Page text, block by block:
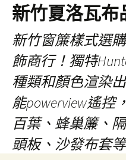
新竹夏洛瓦布
新竹窗簾樣式選
飾商行！獨特
種類和顏色渲染
能powerview遙控
百葉、蜂巢簾、
頭板、沙發布套